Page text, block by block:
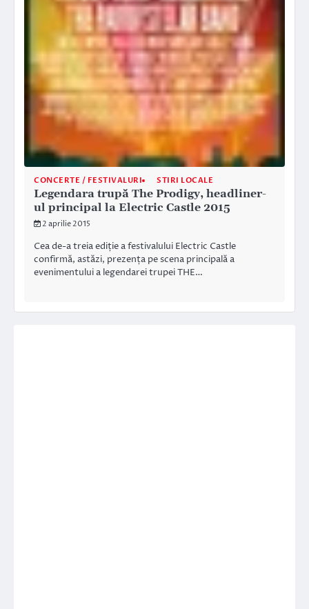
CONCERTE / FESTIVALURI STIRI LOCALE
Legendara trupă The Prodigy, headliner-
ul principal la Electric Castle 2015
2 aprilie 2015
Cea de-a treia ediție a festivalului Electric Castle
confirmă, astăzi, prezența pe scena principală a
evenimentului a legendarei trupei THE…